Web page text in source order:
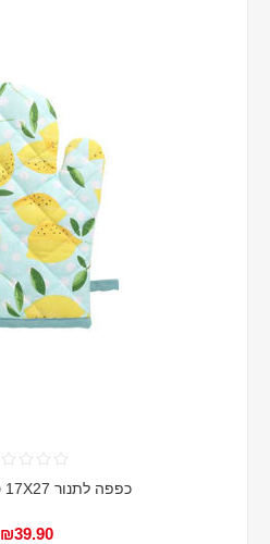
כפפה לתנור 17X27 ס"מ Panera
₪39.90